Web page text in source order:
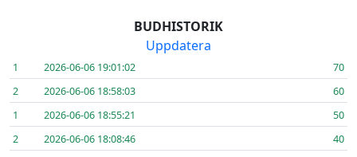
BUDHISTORIK
Uppdatera
1 2026-06-06 19:01:02
70
2
2026-06-06 18:58:03
60
1
2026-06-06 18:55:21
50
2
2026-06-06 18:08:46
40